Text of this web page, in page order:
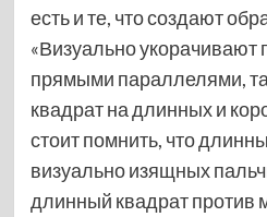
есть и те, что создают
«Визуально
прямыми параллелями,
квадрат на длинных и
стоит помнить, что
визуально изящных
длинный квадрат против